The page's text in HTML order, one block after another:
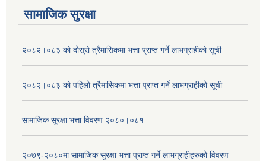
सामाजिक सुरक्षा
२०८२।०८३ को दोस्रो त्रैमासिकमा भत्ता प्राप्‍त गर्ने लाभग्राहीको सूची
२०८२।०८३ को पहिलो त्रैमासिकमा भत्ता प्राप्‍त गर्ने लाभग्राहीको सूची
सामाजिक सूरक्षा भत्ता विवरण २०८०।०८१
२०७९-२०८०मा सामाजिक सुरक्षा भत्ता प्राप्त गर्ने लाभग्राहीहरुको विवरण